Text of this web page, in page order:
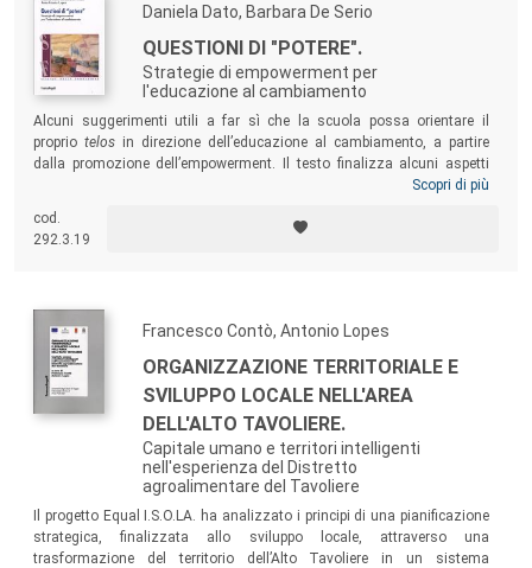
Daniela Dato, Barbara De Serio
QUESTIONI DI "POTERE".
Strategie di empowerment per
l'educazione al cambiamento
Alcuni suggerimenti utili a far sì che la scuola possa orientare il
proprio telos in direzione dell’educazione al cambiamento, a partire
dalla promozione dell’empowerment. Il testo finalizza alcuni aspetti
dell’organizzazione curricolare e didattica alla promozione di quelle
empowered
come, ad esempio, la riproposizione, in chiave ecologica,
del curricolo disciplinare, la comunicazione formativa docente-alunno,
Scopri di più
cod.
292.3.19
Francesco Contò, Antonio Lopes
ORGANIZZAZIONE TERRITORIALE E
SVILUPPO LOCALE NELL'AREA
DELL'ALTO TAVOLIERE.
Capitale umano e territori intelligenti
nell'esperienza del Distretto
agroalimentare del Tavoliere
Il progetto Equal I.S.O.LA. ha analizzato i principi di una pianificazione
strategica, finalizzata allo sviluppo locale, attraverso una
trasformazione del territorio dell’Alto Tavoliere in un sistema